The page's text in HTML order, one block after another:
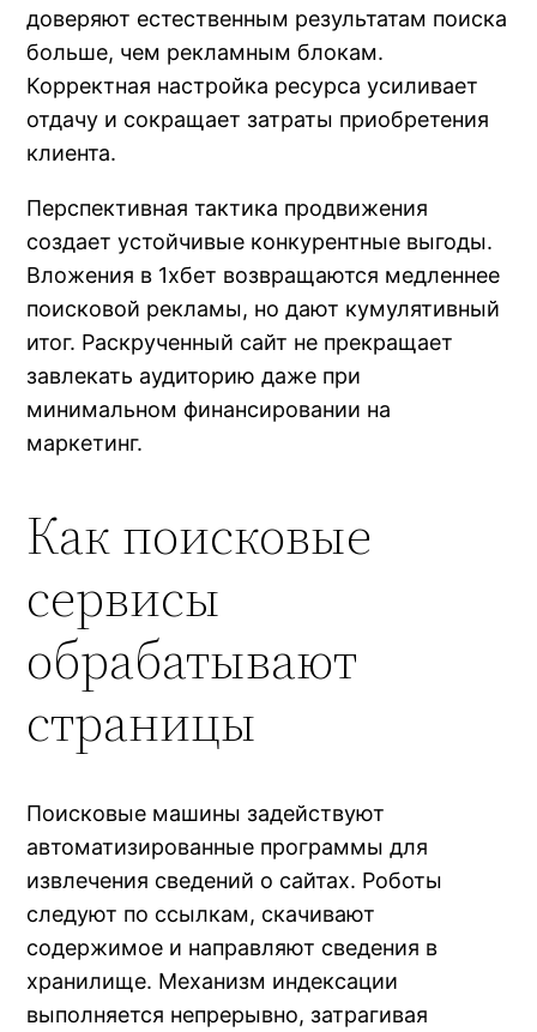
доверяют естественным результатам поиска
больше, чем рекламным блокам.
Корректная настройка ресурса усиливает
отдачу и сокращает затраты приобретения
клиента.
Перспективная тактика продвижения
создает устойчивые конкурентные выгоды.
Вложения в 1хбет возвращаются медленнее
поисковой рекламы, но дают кумулятивный
итог. Раскрученный сайт не прекращает
завлекать аудиторию даже при
минимальном финансировании на
маркетинг.
Как поисковые
сервисы
обрабатывают
страницы
Поисковые машины задействуют
автоматизированные программы для
извлечения сведений о сайтах. Роботы
следуют по ссылкам, скачивают
содержимое и направляют сведения в
хранилище. Механизм индексации
выполняется непрерывно, затрагивая